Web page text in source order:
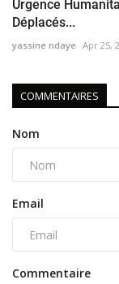
Urgence
Déplacés...
yassine ndaye Apr 25,
COMMENTAIRES
Nom
Email
Commentaire